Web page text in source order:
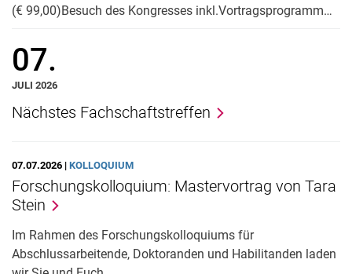
Berufspraktische Studien
Qualitätsmanagement
A-Z Sitemap
(€ 99,00)Besuch des Kongresses inkl.Vortragsprogramm…
07.
JULI 2026
Nächstes Fachschaftstreffen
07.07.2026 | KOL­­LO­QUI­UM
Forschungskolloquium: Mastervortrag von Tara
Stein
Im Rahmen des Forschungskolloquiums für
Abschlussarbeitende, Doktoranden und Habilitanden laden